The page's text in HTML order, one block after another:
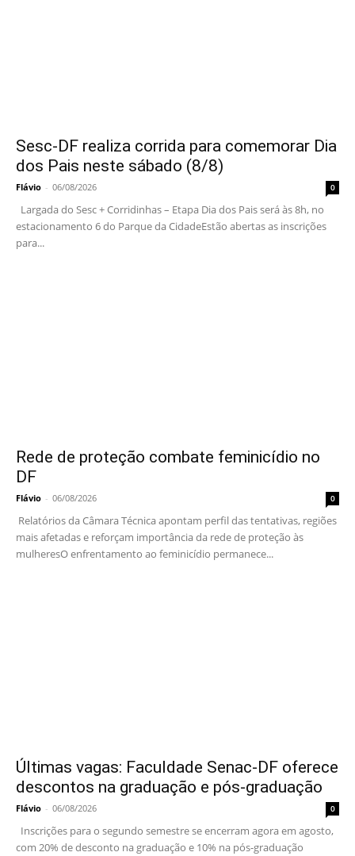
Sesc-DF realiza corrida para comemorar Dia
dos Pais neste sábado (8/8)
Flávio - 06/08/2026 0
Largada do Sesc + Corridinhas – Etapa Dia dos Pais será às 8h, no
estacionamento 6 do Parque da CidadeEstão abertas as inscrições
para...
Rede de proteção combate feminicídio no
DF
Flávio - 06/08/2026 0
Relatórios da Câmara Técnica apontam perfil das tentativas, regiões
mais afetadas e reforçam importância da rede de proteção às
mulheresO enfrentamento ao feminicídio permanece...
Últimas vagas: Faculdade Senac-DF oferece
descontos na graduação e pós-graduação
Flávio - 06/08/2026 0
Inscrições para o segundo semestre se encerram agora em agosto,
com 20% de desconto na graduação e 10% na pós-graduação